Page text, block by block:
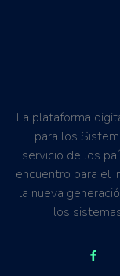
La plataforma
para los
servicio de los
encuentro para el
la nueva
los